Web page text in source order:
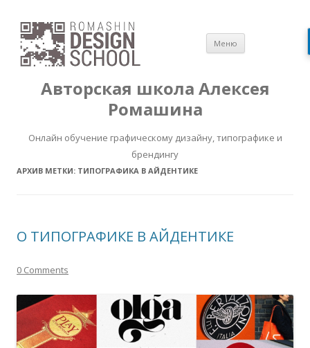
Авторская школа Алексея
Ромашина
Онлайн обучение графическому дизайну, типографике и
брендингу
Меню
содержимому
АРХИВ МЕТКИ: ТИПОГРАФИКА В АЙДЕНТИКЕ
О ТИПОГРАФИКЕ В АЙДЕНТИКЕ
0 Comments